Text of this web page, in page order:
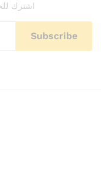
اشترك